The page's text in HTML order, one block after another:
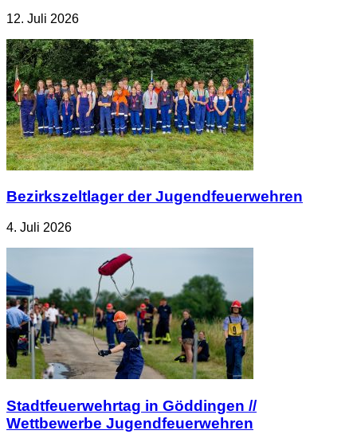
12. Juli 2026
Bezirkszeltlager der Jugendfeuerwehren
4. Juli 2026
Stadtfeuerwehrtag in Göddingen //
Wettbewerbe Jugendfeuerwehren